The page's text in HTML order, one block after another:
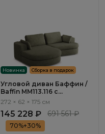
Новинка Сборка в подарок
Угловой диван Баффин /
Baffin ММ113.116 с
оттоманкой и
272 × 62 × 175 см
145 228 ₽ 691 561 ₽
70%+30%